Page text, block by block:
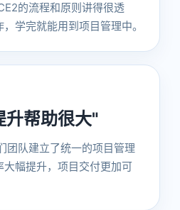
的流程和原则讲得很透
学完就能用到项目管理中。
升帮助很大"
团队建立了统一的项目管理
幅提升，项目交付更加可